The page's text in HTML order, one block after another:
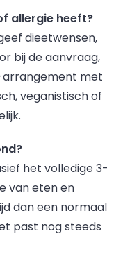
allergie heeft?
dieetwensen,
bij de aanvraag,
met
veganistisch of
het volledige 3-
van eten en
dan een normaal
past nog steeds